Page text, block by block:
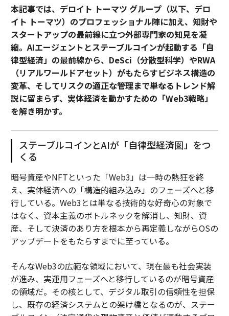
本記事では、デロイト トーマツ グループ（以下、デロ
イト トーマツ）のプロフェッショナル陣に加え、知財や
スタートアップの最前線に立つ外部専門家の知見を凝
縮。AIエージェントとステーブルコインが起動する「自
律型経済」の最前線から、DeSci（分散型科学）やRWA
（リアルワールドアセット）がもたらすビジネス構造の
変革、そしてリスクの適正な管理まで――単なるトレンド解
説に留まらず、実体経済を動かすための「Web3戦略」
を解き明かす。
ステーブルコインとAIが「自律型経済圏」をつ
くる
暗号資産やNFTといった「Web3」は一時の熱狂を終
え、実体経済への「構造的組み込み」のフェーズへと移
行している。Web3とは単なる技術的な好奇心の対象で
はなく、資本主義のボトルネックを解消し、知財、資
産、そして決済のあり方を根本から再定義しながらOSの
アップデートをもたらすまでに至っている。
そんなWeb3の広範な領域において、現在最も社会実装
が進み、実運用フェーズへと移行しているのが暗号資産
の領域だ。その核として、デジタル取引の信頼性を担保
し、既存の経済システムとの架け橋となるのが、ステー